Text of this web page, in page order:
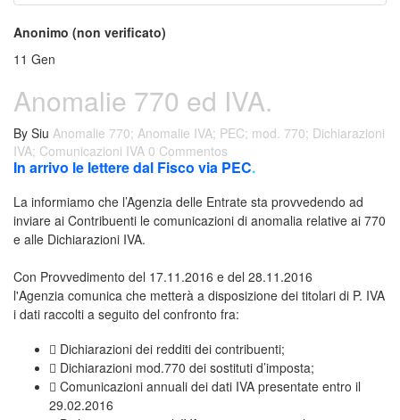
Anonimo (non verificato)
11 Gen
Anomalie 770 ed IVA.
By Siu Anomalie 770; Anomalie IVA; PEC; mod. 770; Dichiarazioni
IVA; Comunicazioni IVA 0 Commentos
In arrivo le lettere dal Fisco via PEC.
La informiamo che l’Agenzia delle Entrate sta provvedendo ad
inviare ai Contribuenti le comunicazioni di anomalia relative ai 770
e alle Dichiarazioni IVA.
Con Provvedimento del 17.11.2016 e del 28.11.2016
l'Agenzia comunica che metterà a disposizione dei titolari di P. IVA
i dati raccolti a seguito del confronto fra:
 Dichiarazioni dei redditi dei contribuenti;
 Dichiarazioni mod.770 dei sostituti d’imposta;
 Comunicazioni annuali dei dati IVA presentate entro il
29.02.2016